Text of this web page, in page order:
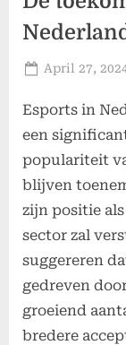
Posted
April 27,
Esports in
een
populariteit
blijven
zijn positie
sector zal
suggereren
gedreven
groeiend
bredere